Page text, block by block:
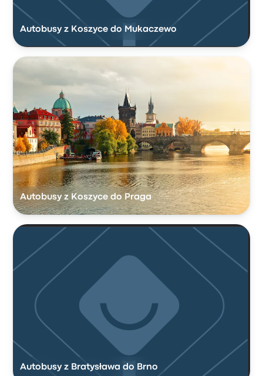
Autobusy z Koszyce do Mukaczewo
Autobusy z Koszyce do Praga
Autobusy z Bratysława do Brno